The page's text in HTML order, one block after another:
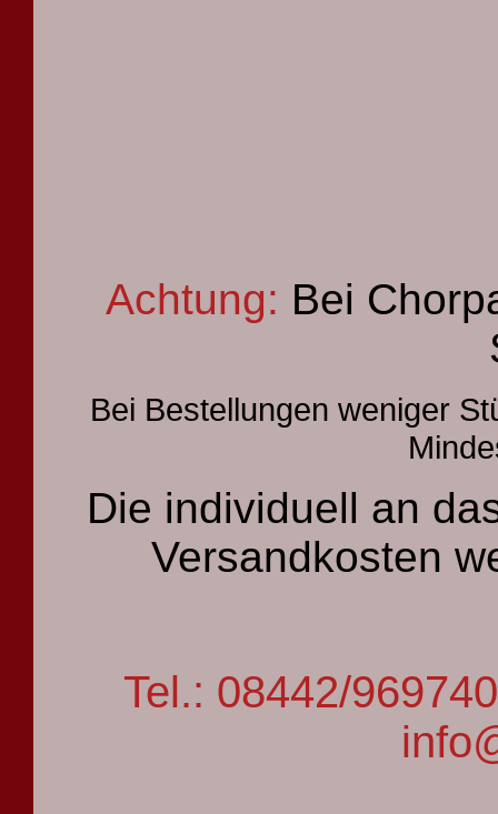
Achtung: Bei
Bei Bestellungen weniger
Die individuell an
Versandkosten
Tel.: 08442/